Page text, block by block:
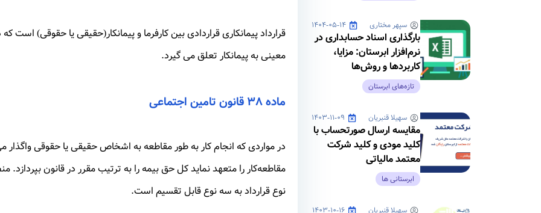
سپهر مختاری ۱۴۰۴-۰۵-۱۴
بارگذاری اسناد حسابداری در
نرم‌افزار ابرستان: مزایا،
کاربردها و روش‌ها
تازه‌های ابرستان
سهیلا قنبریان ۱۴۰۳-۱۱-۰۹
مقایسه ارسال صورتحساب با
کلید مودی و کلید شرکت
معتمد مالیاتی
ابرستانی ها
سهیلا قنبریان ۱۴۰۳-۱۰-۱۶
قرارداد پیمانکاری قراردادی بین کارفرما و پیمانکار(حقیقی یا حقوقی)
معینی به پیمانکار تعلق می گیرد.
ماده ۳۸ قانون تامین اجتماعی
در مواردی که انجام کار به طور مقاطعه ‌به اشخاص حقیقی یا حقوقی واگذار
مقاطعه‌کار را متعهد نماید کل حق بیمه را به ترتیب مقرر در قانون بپردازد.
نوع قرارداد به سه نوع قابل تقسیم است.